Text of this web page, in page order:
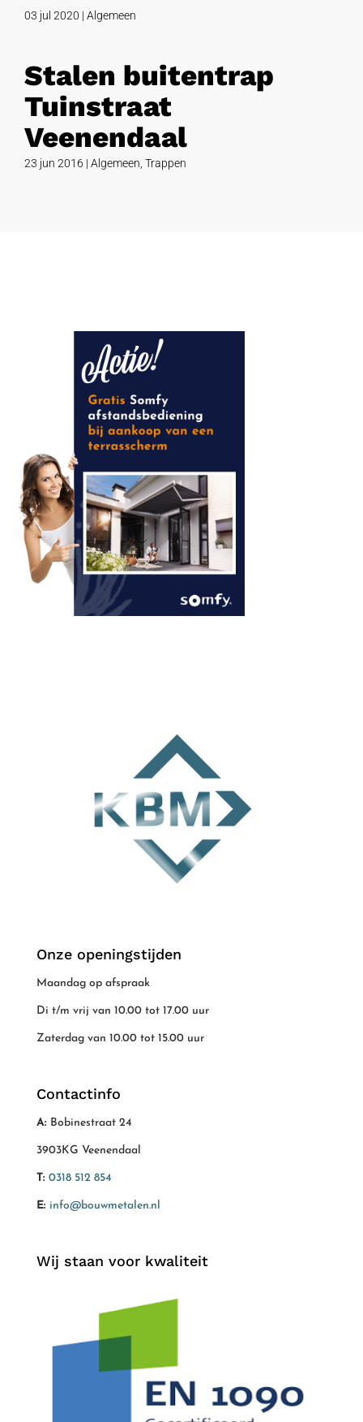
03 jul 2020 | Algemeen
Stalen buitentrap
Tuinstraat
Veenendaal
23 jun 2016 | Algemeen Trappen
Onze openingstijden
Maandag op afspraak
Di t/m vrij van 10.00 tot 17.00 uur
Zaterdag van 10.00 tot 15.00 uur
Contactinfo
A: Bobinestraat 24
3903KG Veenendaal
T: 0318 512 854
E: info@bouwmetalen.nl
Wij staan voor kwaliteit